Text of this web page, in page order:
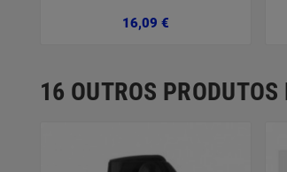
16,09 €Preço
16 OUTROS